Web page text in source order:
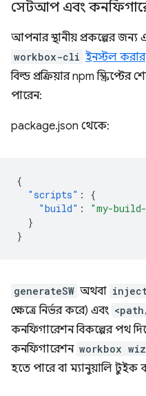
সেটআপ এবং
আপনার স্থানীয় প্রকল্পের জন্য
workbox-cli ইনস্টল করার
বিল্ড প্রক্রিয়ার npm স্ক্রিপ্টের
পারেন:
package.json থেকে:
{
"scripts" :
{
"build" :
"my-
}
}
generateSW অথবা
ক্ষেত্রে নির্ভর করে) এবং
কনফিগারেশন বিকল্পের পথ
কনফিগারেশন workbox
হতে পারে বা ম্যানুয়ালি টুইক